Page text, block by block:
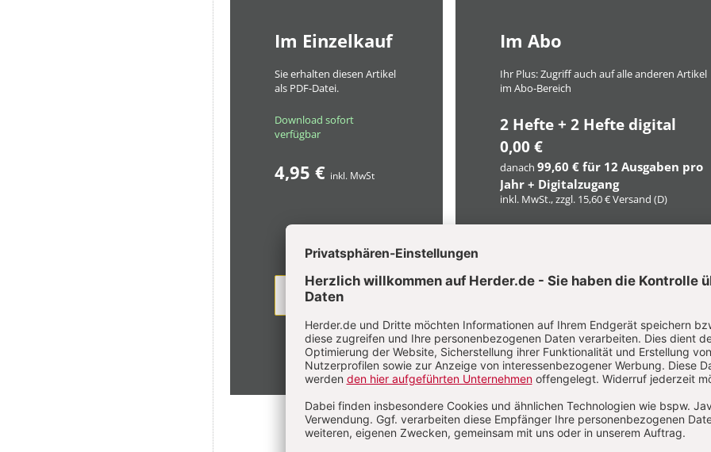
Im Einzelkauf
Sie erhalten diesen Artikel
als PDF-Datei.
Download sofort
verfügbar
4,95 € inkl. MwSt
PDF BESTELLEN
Im Abo
Ihr Plus: Zugriff auch auf alle anderen Artikel
im Abo-Bereich
2 Hefte + 2 Hefte digital
0,00 €
danach 99,60 € für 12 Ausgaben pro
Jahr + Digitalzugang
inkl. MwSt., zzgl. 15,60 € Versand (D)
ABO TESTEN
Sie haben ein Abonnement?Anmelden